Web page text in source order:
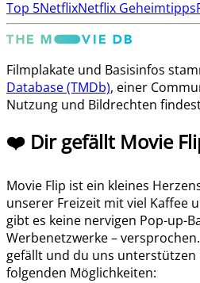
Top 5NetflixNetflix Geheimtipps
Filmplakate und Basisinfos
Database (TMDb), einer
Nutzung und Bildrechten
❤️ Dir gefällt Movie
Movie Flip ist ein kleines
unserer Freizeit mit viel Kaffee
gibt es keine nervigen Pop-up-
Werbenetzwerke –
gefällt und du uns
folgenden Möglichkeiten: